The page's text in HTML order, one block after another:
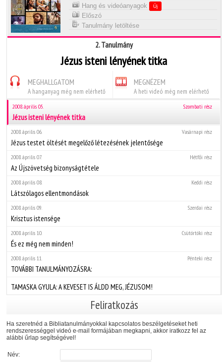
Hang és videóanyagok
Új
Előszó
Tanulmány letöltése
2. Tanulmány
Jézus isteni lényének titka
MEGHALLGATOM
A hanganyag még nem elérhető
MEGNÉZEM
A heti videó még nem elérhető
Szombati rész
2008. április 05.
Jézus isteni lényének titka
Vasárnapi rész
2008. április 06.
Jézus testet öltését megelőző létezésének jelentősége
Hétfői rész
2008. április 07.
Az Újszövetség bizonyságtétele
Keddi rész
2008. április 08.
Látszólagos ellentmondások
Szerdai rész
2008. április 09.
Krisztus istensége
Csütörtöki rész
2008. április 10.
És ez még nem minden!
Pénteki rész
2008. április 11.
TOVÁBBI TANULMÁNYOZÁSRA:
TAMASKA GYULA: A KEVESET IS ÁLDD MEG, JÉZUSOM!
Feliratkozás
Ha szeretnéd a Bibliatanulmányokkal kapcsolatos beszélgetéseket heti
rendszerességgel videó e-mail formájában megkapni, akkor iratkozz fel az
alábbi űrlap segítségével!
Név: